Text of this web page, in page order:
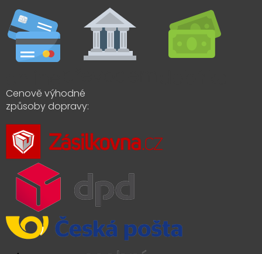
Cenově výhodné
způsoby dopravy: